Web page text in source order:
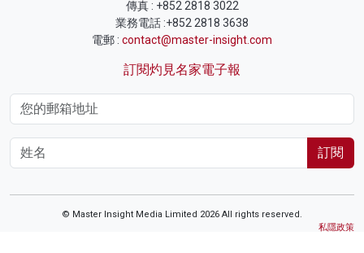
傳真 : +852 2818 3022
業務電話 :+852 2818 3638
電郵 : contact@master-insight.com
訂閱灼見名家電子報
訂閱
© Master Insight Media Limited 2026 All rights reserved.
私隱政策